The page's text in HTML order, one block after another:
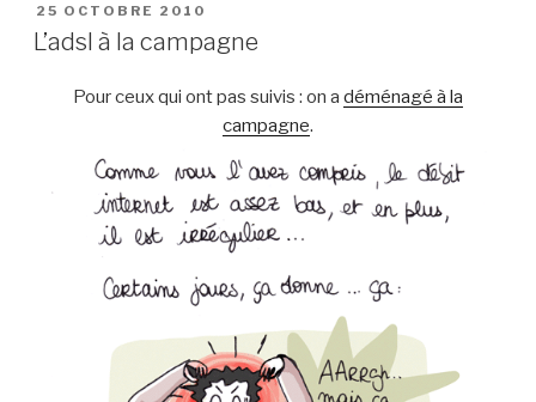
PUBLIÉ
LE
25 OCTOBRE 2010
L’adsl à la campagne
Pour ceux qui ont pas suivis : on a déménagé à la
campagne.